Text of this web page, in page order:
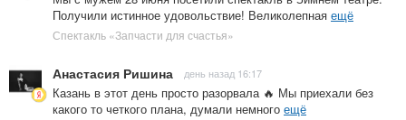
Получили истинное удовольствие! Великолепная ещё
Спектакль «Запчасти для счастья»
Анастасия Ришина день назад 16:17
Казань в этот день просто разорвала 🔥 Мы приехали без
какого то четкого плана, думали немного ещё